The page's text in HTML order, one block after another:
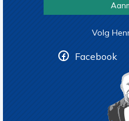
Volg
Facebook